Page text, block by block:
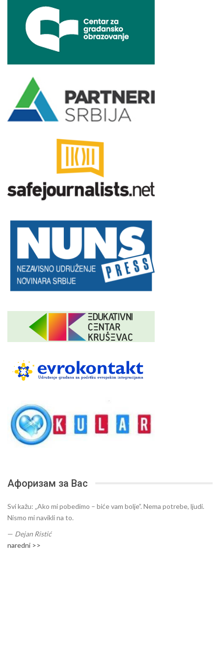
Афоризам за Вас
Svi kažu: „Ako mi pobedimo – biće vam bolje”. Nema potrebe, ljudi.
Nismo mi navikli na to.
— Dejan Ristić
naredni >>